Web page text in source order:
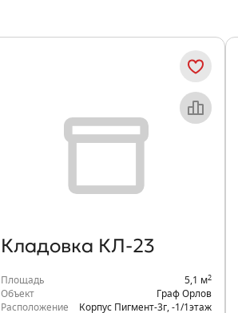
Кладовка КЛ-23
Площадь 5,1 м2
Объект
Граф Орлов
Расположение
Корпус Пигмент-3г -1/1 этаж